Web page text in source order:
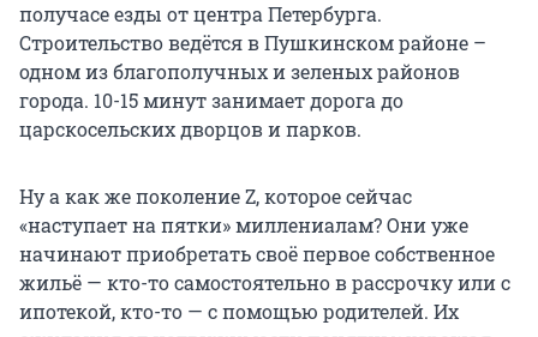
получасе езды от центра Петербурга.
Строительство ведётся в Пушкинском районе –
одном из благополучных и зеленых районов
города. 10-15 минут занимает дорога до
царскосельских дворцов и парков.
Ну а как же поколение Z, которое сейчас
«наступает на пятки» миллениалам? Они уже
начинают приобретать своё первое собственное
жильё — кто-то самостоятельно в рассрочку или с
ипотекой, кто-то — с помощью родителей. Их